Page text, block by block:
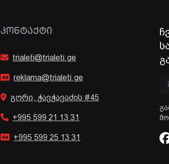
ᲙᲝᲜᲢᲐᲥᲢᲘ
trialeti@trialeti.ge
reklama@trialeti.ge
გორი, ჭავჭავაძის #45
+995 599 21 13 31
+995 599 25 13 31